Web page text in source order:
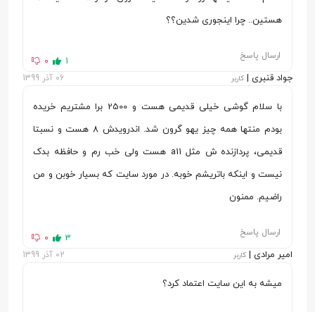
تراکم پیکسلی 269 پیکسل در هر اینچ
تعداد رنگ 16 میلیون رنگ
نسبت صفحه
نمایش به بدنه
دوربین
هستین.. چرا اینجوری شدین؟؟
1
0 ارسال پاسخ
جواد قنبری | کاربر 06 آذر 1399
با سلام گوشی خیلی قدیمی هست و 2500 برا مشتریم خریده
بودم منتها همه چیز یهو گرون شد. اندرویدش 8 هست و نسبتا
قدیمی، پردازنده ش مثل a11 هست ولی خب رم و حافظه بدک
نیست و اینکه باتریشم خوبه. در مورد سایت که بسیار خوبن و من
راضیم. ممنون
3
0 ارسال پاسخ
امیر مرادی | کاربر 02 آذر 1399
میشه به این سایت اعتماد کرد؟